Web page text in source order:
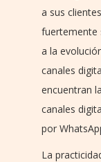
a sus
fuertemente
a la
canales
encuentran
canales
por
La